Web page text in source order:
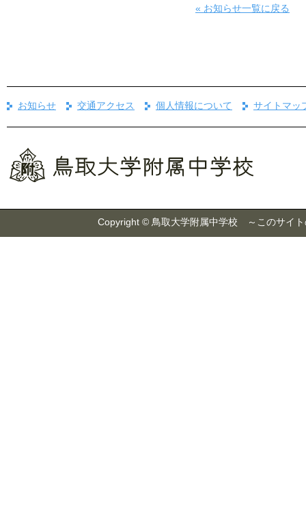
« お知らせ一覧に戻る
お知らせ 交通アクセス 個人情報について サイトマッ
Copyright © 鳥取大学附属中学校 ～このサイト